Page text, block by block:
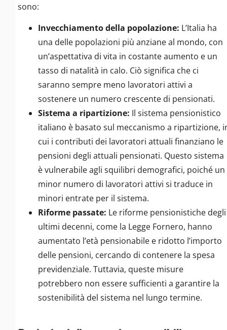
sono:
Invecchiamento della popolazione: L’Italia ha
una delle popolazioni più anziane al mondo, con
un’aspettativa di vita in costante aumento e un
tasso di natalità in calo. Ciò significa che ci
saranno sempre meno lavoratori attivi a
sostenere un numero crescente di pensionati.
Sistema a ripartizione: Il sistema pensionistico
italiano è basato sul meccanismo a ripartizione,
cui i contributi dei lavoratori attuali finanziano le
pensioni degli attuali pensionati. Questo sistema
è vulnerabile agli squilibri demografici, poiché un
minor numero di lavoratori attivi si traduce in
minori entrate per il sistema.
Riforme passate: Le riforme pensionistiche degli
ultimi decenni, come la Legge Fornero, hanno
aumentato l’età pensionabile e ridotto l’importo
delle pensioni, cercando di contenere la spesa
previdenziale. Tuttavia, queste misure
potrebbero non essere sufficienti a garantire la
sostenibilità del sistema nel lungo termine.